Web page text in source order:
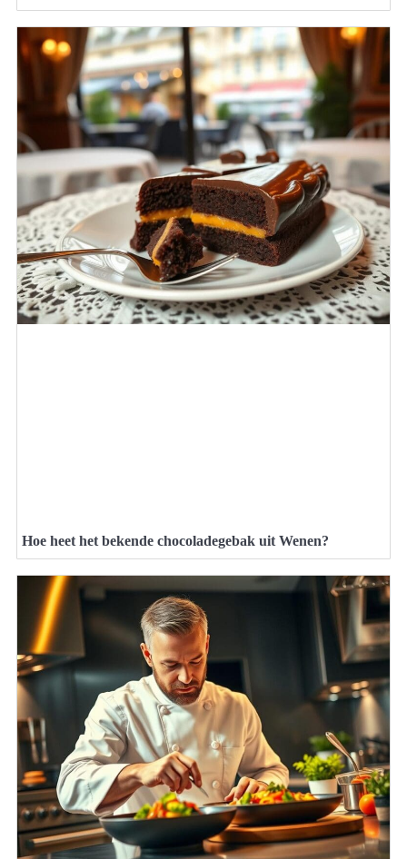
Hoe heet het bekende chocoladegebak uit Wenen?